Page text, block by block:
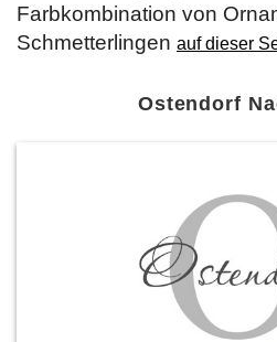
Farbkombination von
Schmetterlingen auf dieser
Ostendorf